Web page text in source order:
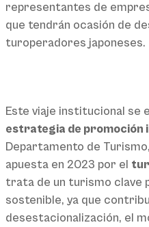
representantes de
que tendrán ocasión de
turoperadores japoneses.
Este viaje institucional se
estrategia de promoción
Departamento de
apuesta en 2023 por el
trata de un turismo clave
sostenible, ya que
desestacionalización, el